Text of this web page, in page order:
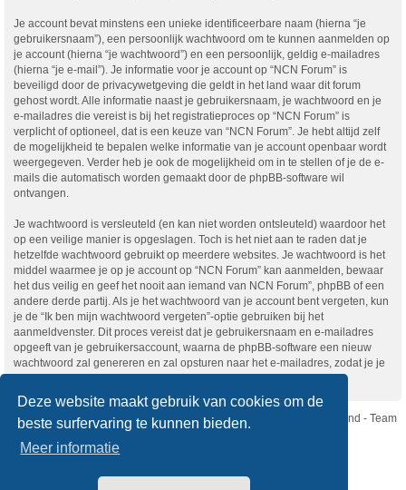
Deze website maakt gebruik van cookies om de
beste surfervaring te kunnen bieden.
Meer informatie
Je account bevat minstens een unieke identificeerbare naam (hierna “je
gebruikersnaam”), een persoonlijk wachtwoord om te kunnen aanmelden op
je account (hierna “je wachtwoord”) en een persoonlijk, geldig e-mailadres
(hierna “je e-mail”). Je informatie voor je account op “NCN Forum” is
beveiligd door de privacywetgeving die geldt in het land waar dit forum
gehost wordt. Alle informatie naast je gebruikersnaam, je wachtwoord en je
e-mailadres die vereist is bij het registratieproces op “NCN Forum” is
verplicht of optioneel, dat is een keuze van “NCN Forum”. Je hebt altijd zelf
de mogelijkheid te bepalen welke informatie van je account openbaar wordt
weergegeven. Verder heb je ook de mogelijkheid om in te stellen of je de e-
mails die automatisch worden gemaakt door de phpBB-software wil
ontvangen.
Je wachtwoord is versleuteld (en kan niet worden ontsleuteld) waardoor het
op een veilige manier is opgeslagen. Toch is het niet aan te raden dat je
hetzelfde wachtwoord gebruikt op meerdere websites. Je wachtwoord is het
middel waarmee je op je account op “NCN Forum” kan aanmelden, bewaar
het dus veilig en geef het nooit aan iemand van NCN Forum”, phpBB of een
andere derde partij. Als je het wachtwoord van je account bent vergeten, kun
je de “Ik ben mijn wachtwoord vergeten”-optie gebruiken bij het
aanmeldvenster. Dit proces vereist dat je gebruikersnaam en e-mailadres
opgeeft van je gebruikersaccount, waarna de phpBB-software een nieuw
wachtwoord zal genereren en zal opsturen naar het e-mailadres, zodat je je
opnieuw kunt aanmelden.
Nikon Club Nederland - Team
Forum
Copyright © Nikon Club Nederland 2023